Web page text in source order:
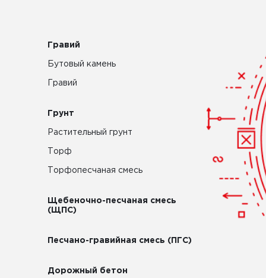
Гравий
Бутовый камень
Гравий
Грунт
Растительный грунт
Торф
Торфопесчаная смесь
Щебеночно-песчаная смесь
(ЩПС)
Песчано-гравийная смесь (ПГС)
Дорожный бетон